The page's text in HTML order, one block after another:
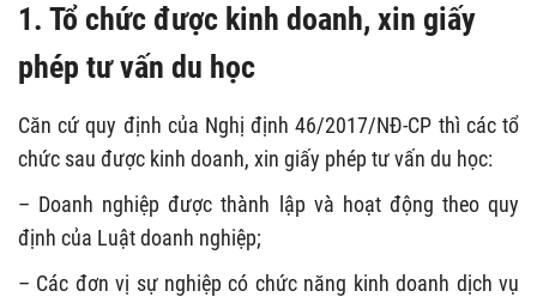
1. Tổ chức được kinh doanh, xin giấy
phép tư vấn du học
Căn cứ quy định của Nghị định 46/2017/NĐ-CP thì các tổ
chức sau được kinh doanh, xin giấy phép tư vấn du học:
– Doanh nghiệp được thành lập và hoạt động theo quy
định của Luật doanh nghiệp;
– Các đơn vị sự nghiệp có chức năng kinh doanh dịch vụ